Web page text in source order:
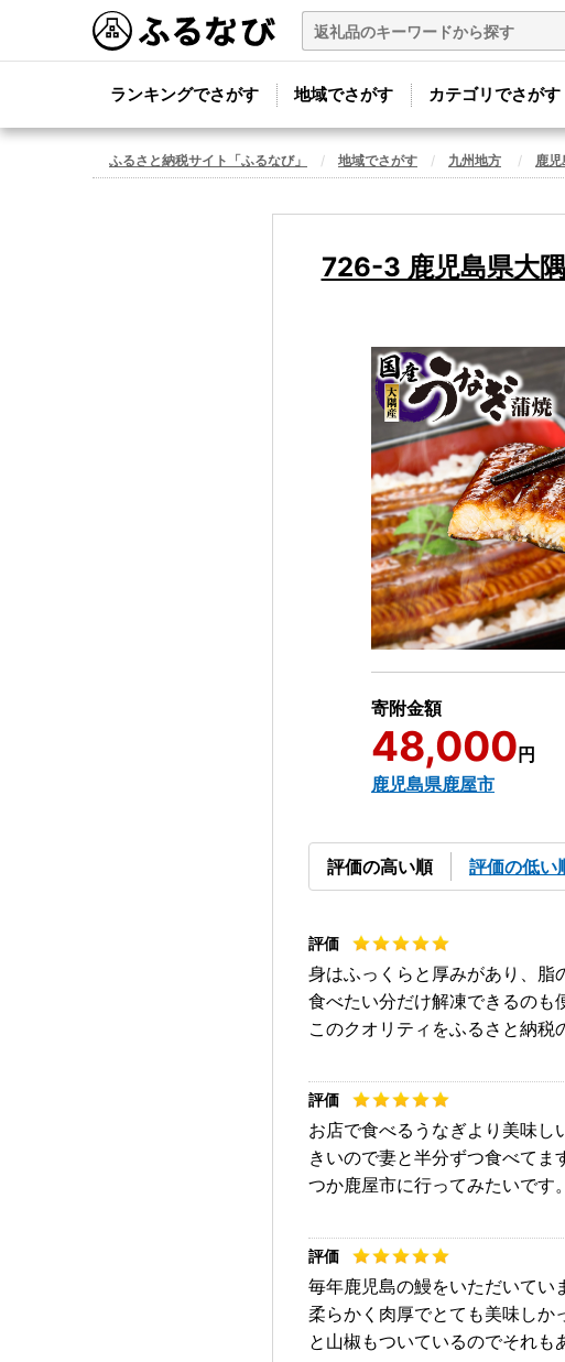
ランキングでさがす 地域でさがす カテゴリでさがす
ふるさと納税サイト「ふるなび」 地域でさがす 九州地方 鹿
726-3 鹿児島県大
寄附金額
48,000 円
鹿児島県鹿屋市
評価の高い順 評価の低い
身はふっくらと厚みがあり、脂
食べたい分だけ解凍できるのも
このクオリティをふるさと納税
お店で食べるうなぎより美味
きいので妻と半分ずつ食べて
つか鹿屋市に行ってみたいです。
毎年鹿児島の鰻をいただいてい
柔らかく肉厚でとても美味しか
と山椒もついているのでそれも